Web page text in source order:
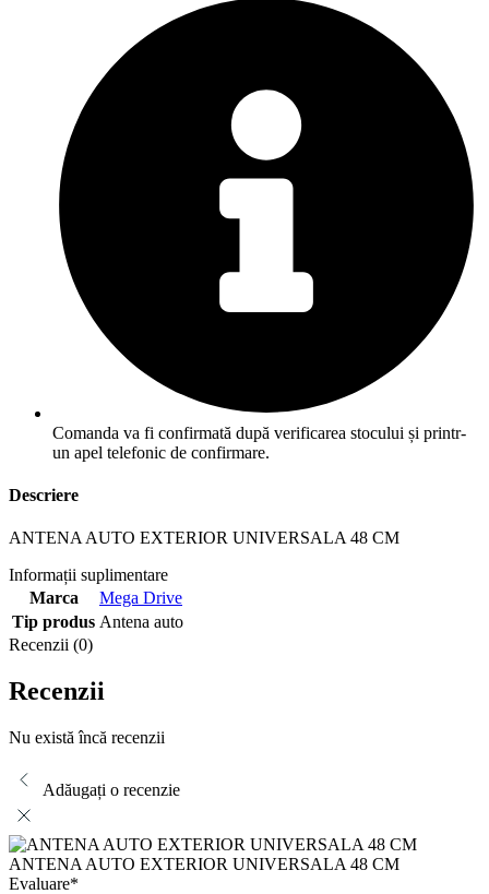
Comanda va fi confirmată după verificarea stocului și printr-
un apel telefonic de confirmare.
Descriere
ANTENA AUTO EXTERIOR UNIVERSALA 48 CM
Informații suplimentare
Marca
Mega Drive
Tip produs Antena auto
Recenzii (0)
Recenzii
Nu există încă recenzii
Adăugați o recenzie
ANTENA AUTO EXTERIOR UNIVERSALA 48 CM
Evaluare*